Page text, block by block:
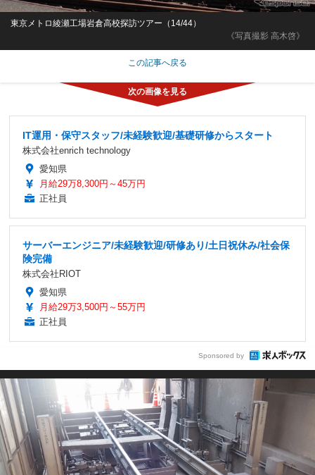
《写真撮影 高木啓》
東京メトロ綾瀬工場岩倉高校探訪ツアー（14/44）
この記事へ戻る
IT運用・保守スタッフ/未経験歓迎/基礎研修からスタート
株式会社enrich technology
愛知県
月給29万8,300円～45万円
正社員
サーバーエンジニア/未経験歓迎/研修あり/土日祝休み/社会保
険完備
株式会社RIOT
愛知県
月給29万3,500円～55万円
正社員
Sponsored by